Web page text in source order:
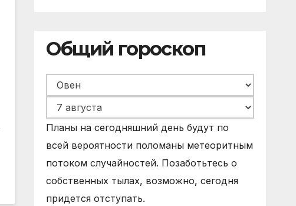
Общий гороскоп
Планы на сегодняшний день будут по
всей вероятности поломаны метеоритным
потоком случайностей. Позаботьтесь о
собственных тылах, возможно, сегодня
придется отступать.